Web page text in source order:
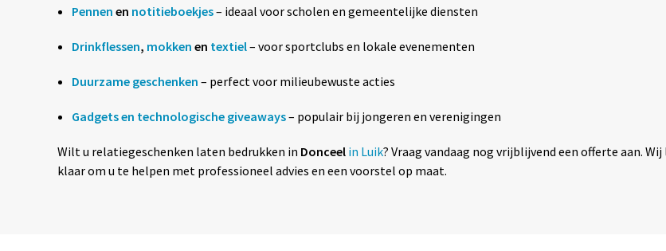
Pennen en notitieboekjes– ideaal voor scholen en gemeentelijke diensten
Drinkflessen, mokken en textiel– voor sportclubs en lokale evenementen
Duurzame geschenken – perfect voor milieubewuste acties
Gadgets en technologische giveaways– populair bij jongeren en verenigingen
Wilt u relatiegeschenken laten bedrukken in Donceel in Luik? Vraag vandaag nog vrijblijvend een offerte aan.
klaar om u te helpen met professioneel advies en een voorstel op maat.